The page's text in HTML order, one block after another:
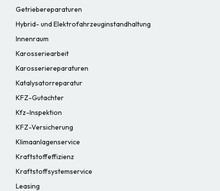
Getriebereparaturen
Hybrid- und Elektrofahrzeuginstandhaltung
Innenraum
Karosseriearbeit
Karosseriereparaturen
Katalysatorreparatur
KFZ-Gutachter
Kfz-Inspektion
KFZ-Versicherung
Klimaanlagenservice
Kraftstoffeffizienz
Kraftstoffsystemservice
Leasing